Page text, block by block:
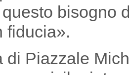
bisogno
fiducia».
di Piazzale